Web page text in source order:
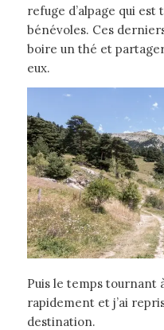
refuge d’alpage qui
bénévoles. Ces
boire un thé et
eux.
Puis le temps tournant
rapidement et j’ai
destination.